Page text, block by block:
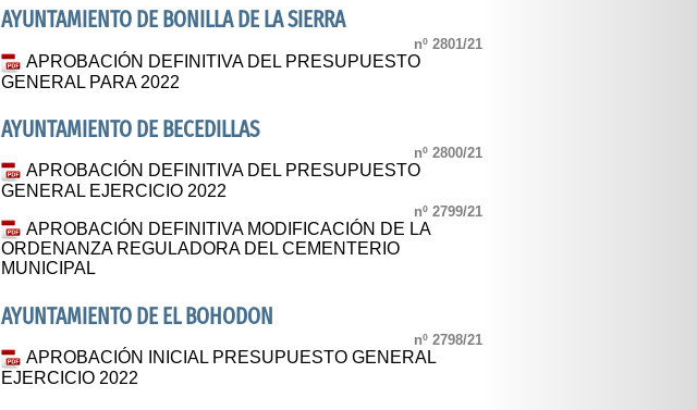
AYUNTAMIENTO DE BONILLA DE LA SIERRA
nº 2801/21
APROBACIÓN DEFINITIVA DEL PRESUPUESTO
GENERAL PARA 2022
AYUNTAMIENTO DE BECEDILLAS
nº 2800/21
APROBACIÓN DEFINITIVA DEL PRESUPUESTO
GENERAL EJERCICIO 2022
nº 2799/21
APROBACIÓN DEFINITIVA MODIFICACIÓN DE LA
ORDENANZA REGULADORA DEL CEMENTERIO
MUNICIPAL
AYUNTAMIENTO DE EL BOHODON
nº 2798/21
APROBACIÓN INICIAL PRESUPUESTO GENERAL
EJERCICIO 2022